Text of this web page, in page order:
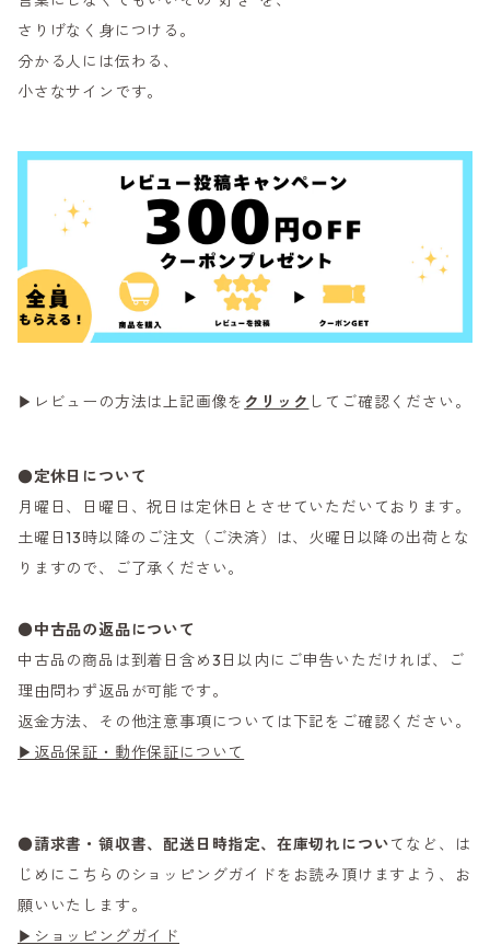
さりげなく身につける。
分かる人には伝わる、
小さなサインです。
▶レビューの方法は上記画像を クリック してご確認ください。
●定休日について
月曜日、日曜日、祝日は定休日とさせていただいております。
土曜日13時以降のご注文（ご決済）は、火曜日以降の出荷とな
りますので、ご了承ください。
●中古品の返品について
中古品の商品は到着日含め3日以内にご申告いただければ、ご
理由問わず返品が可能です。
返金方法、その他注意事項については下記をご確認ください。
▶返品保証・動作保証について
●請求書・領収書、配送日時指定、在庫切れについてなど、は
じめにこちらのショッピングガイドをお読み頂けますよう、お
願いいたします。
▶ショッピングガイド